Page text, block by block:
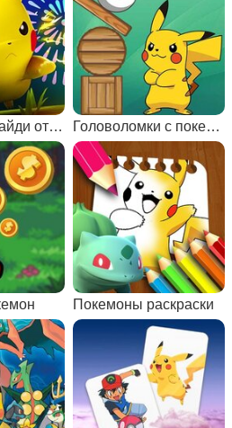
Покемоны: найди отличия Головоломки с покемонами
Покемоны раскраски